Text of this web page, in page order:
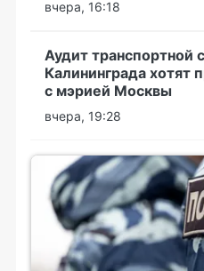
вчера, 16:18
Аудит транспортной
Калининграда хотят
с мэрией Москвы
вчера, 19:28